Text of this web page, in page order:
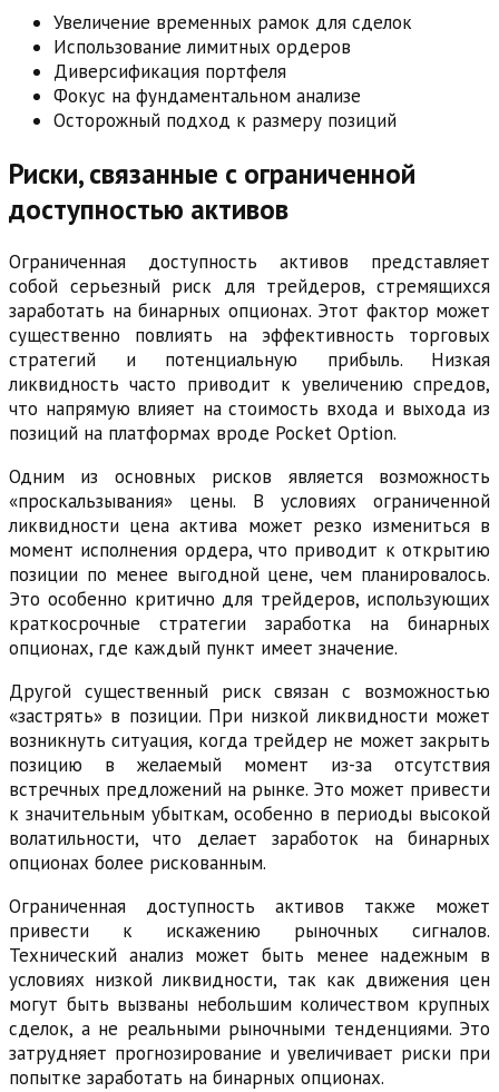
Увеличение временных рамок для сделок
Использование лимитных ордеров
Диверсификация портфеля
Фокус на фундаментальном анализе
Осторожный подход к размеру позиций
Риски, связанные с ограниченной
доступностью активов
Ограниченная доступность активов представляет
собой серьезный риск для трейдеров, стремящихся
заработать на бинарных опционах. Этот фактор может
существенно повлиять на эффективность торговых
стратегий и потенциальную прибыль. Низкая
ликвидность часто приводит к увеличению спредов,
что напрямую влияет на стоимость входа и выхода из
позиций на платформах вроде Pocket Option.
Одним из основных рисков является возможность
«проскальзывания» цены. В условиях ограниченной
ликвидности цена актива может резко измениться в
момент исполнения ордера, что приводит к открытию
позиции по менее выгодной цене, чем планировалось.
Это особенно критично для трейдеров, использующих
краткосрочные стратегии заработка на бинарных
опционах, где каждый пункт имеет значение.
Другой существенный риск связан с возможностью
«застрять» в позиции. При низкой ликвидности может
возникнуть ситуация, когда трейдер не может закрыть
позицию в желаемый момент из-за отсутствия
встречных предложений на рынке. Это может привести
к значительным убыткам, особенно в периоды высокой
волатильности, что делает заработок на бинарных
опционах более рискованным.
Ограниченная доступность активов также может
привести к искажению рыночных сигналов.
Технический анализ может быть менее надежным в
условиях низкой ликвидности, так как движения цен
могут быть вызваны небольшим количеством крупных
сделок, а не реальными рыночными тенденциями. Это
затрудняет прогнозирование и увеличивает риски при
попытке заработать на бинарных опционах.